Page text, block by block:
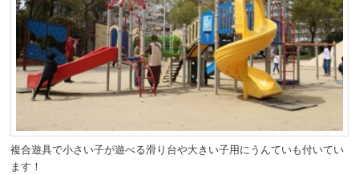
複合遊具で小さい子が遊べる滑り台や大きい子用にうんていも付いてい
ます！